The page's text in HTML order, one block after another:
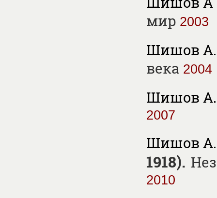
мир 2003
Шишов
века 2004
Шишов
2007
Шишов
1918).
2010